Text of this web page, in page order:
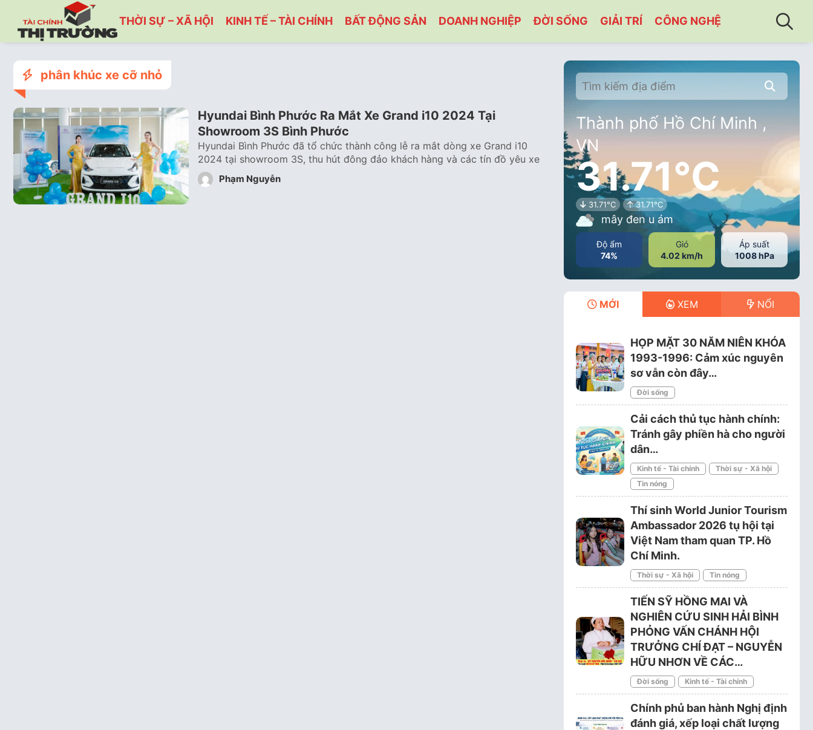
THỜI SỰ – XÃ HỘI KINH TẾ – TÀI CHÍNH BẤT ĐỘNG SẢN DOANH NGHIỆP ĐỜI SỐNG GIẢI TRÍ CÔNG NGHỆ
phân khúc xe cỡ nhỏ
Hyundai Bình Phước Ra Mắt Xe Grand i10 2024 Tại
Showroom 3S Bình Phước
Hyundai Bình Phước đã tổ chức thành công lễ ra mắt dòng xe Grand i10
2024 tại showroom 3S, thu hút đông đảo khách hàng và các tín đồ yêu xe
Phạm Nguyễn
Thành phố Hồ Chí Minh ,
VN
31.71°C
31.71°C 31.71°C
mây đen u ám
Độ ẩm
74%
Gió
4.02 km/h
Áp suất
1008 hPa
MỚI XEM NỔI
HỌP MẶT 30 NĂM NIÊN KHÓA
1993-1996: Cảm xúc nguyên
sơ vẫn còn đây…
Đời sống
Cải cách thủ tục hành chính:
Tránh gây phiền hà cho người
dân…
Kinh tế - Tài chính
Thời sự - Xã hội
Tin nóng
Thí sinh World Junior Tourism
Ambassador 2026 tụ hội tại
Việt Nam tham quan TP. Hồ
Chí Minh.
Thời sự - Xã hội Tin nóng
TIẾN SỸ HỒNG MAI VÀ
NGHIÊN CỨU SINH HẢI BÌNH
PHỎNG VẤN CHÁNH HỘI
TRƯỞNG CHÍ ĐẠT – NGUYỄN
HỮU NHƠN VỀ CÁC…
Đời sống Kinh tế - Tài chính
Chính phủ ban hành Nghị định
đánh giá, xếp loại chất lượng